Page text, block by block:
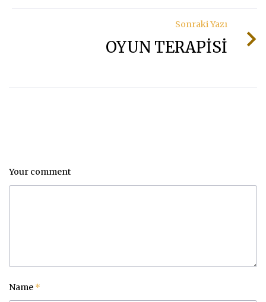
Sonraki Yazı
OYUN TERAPİSİ
Your comment
Name *